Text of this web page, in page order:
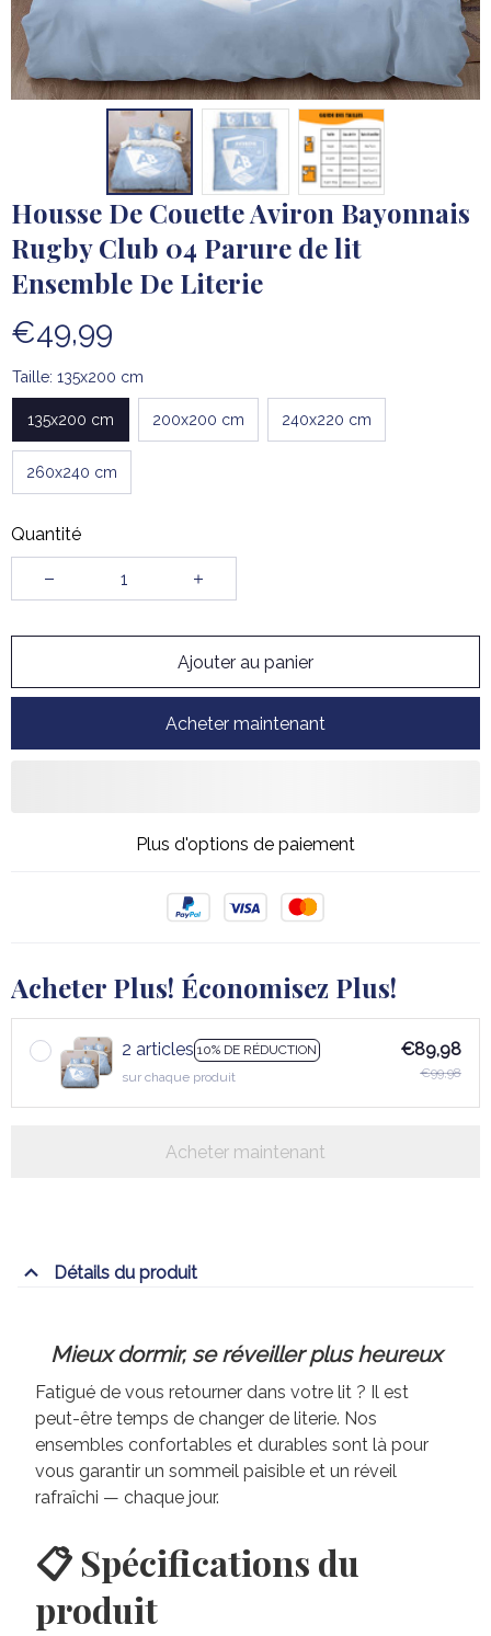
Housse De Couette Aviron Bayonnais
Rugby Club 04 Parure de lit
Ensemble De Literie
€49,99
Taille: 135x200 cm
135x200 cm 200x200 cm 240x220 cm
260x240 cm
Quantité
Ajouter au panier
Acheter maintenant
Plus d'options de paiement
Acheter Plus! Économisez Plus!
2 articles 10% DE RÉDUCTION
sur chaque produit
€89,98
€99,98
Acheter maintenant
Détails du produit
Mieux dormir, se réveiller plus heureux
Fatigué de vous retourner dans votre lit ? Il est
peut-être temps de changer de literie. Nos
ensembles confortables et durables sont là pour
vous garantir un sommeil paisible et un réveil
rafraîchi — chaque jour.
📋 Spécifications du
produit